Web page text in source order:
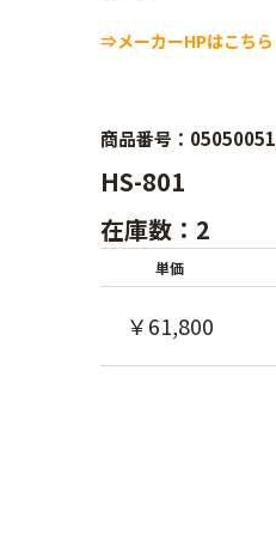
⇒メーカーHPはこちら
商品番号：
HS-801
在庫数：2
単価
￥61,800